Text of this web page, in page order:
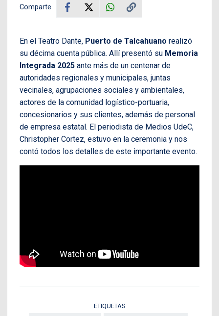
Comparte
En el Teatro Dante, Puerto de Talcahuano realizó
su décima cuenta pública. Allí presentó su Memoria
Integrada 2025 ante más de un centenar de
autoridades regionales y municipales, juntas
vecinales, agrupaciones sociales y ambientales,
actores de la comunidad logístico-portuaria,
concesionarios y sus clientes, además de personal
de empresa estatal. El periodista de Medios UdeC,
Christopher Cortez, estuvo en la ceremonia y nos
contó todos los detalles de este importante evento.
ETIQUETAS